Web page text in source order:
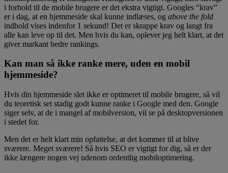
i forhold til de mobile brugere er det ekstra vigtigt. Googles “krav”
er i dag, at en hjemmeside skal kunne indlæses, og above the fold
indhold vises indenfor 1 sekund! Det er skrappe krav og langt fra
alle kan leve op til det. Men hvis du kan, oplever jeg helt klart, at det
giver markant bedre rankings.
Kan man så ikke ranke mere, uden en mobil
hjemmeside?
Hvis din hjemmeside slet ikke er optimeret til mobile brugere, så vil
du teoretisk set stadig godt kunne ranke i Google med den. Google
siger selv, at de i mangel af mobilversion, vil se på desktopversionen
i stedet for.
Men det er helt klart min opfattelse, at det kommer til at blive
sværere. Meget sværere! Så hvis SEO er vigtigt for dig, så er der
ikke længere nogen vej udenom ordentlig mobiloptimering.